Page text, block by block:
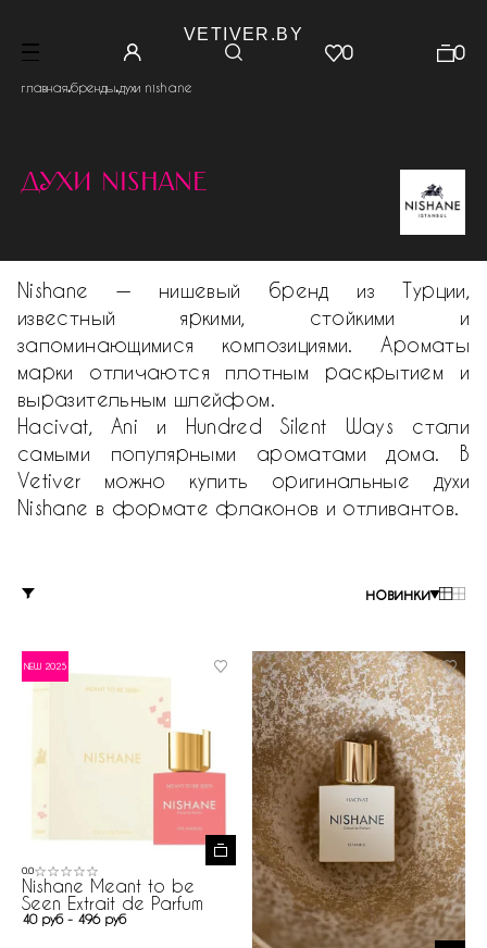
VETIVER.BY
0 0
главная.бренды.духи nishane
духи nishane
Nishane — нишевый бренд из Турции,
известный яркими, стойкими и
запоминающимися композициями. Ароматы
марки отличаются плотным раскрытием и
выразительным шлейфом.
Hacivat, Ani и Hundred Silent Ways стали
самыми популярными ароматами дома. В
Vetiver можно купить оригинальные духи
Nishane в формате флаконов и отливантов.
новинки
NEW 2025
0.0
Nishane Meant to be
Seen Extrait de Parfum
40 руб - 496 руб